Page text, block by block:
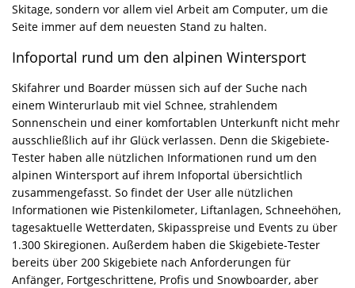
Skitage, sondern vor allem viel Arbeit am Computer, um die
Seite immer auf dem neuesten Stand zu halten.
Infoportal rund um den alpinen Wintersport
Skifahrer und Boarder müssen sich auf der Suche nach
einem Winterurlaub mit viel Schnee, strahlendem
Sonnenschein und einer komfortablen Unterkunft nicht mehr
ausschließlich auf ihr Glück verlassen. Denn die Skigebiete-
Tester haben alle nützlichen Informationen rund um den
alpinen Wintersport auf ihrem Infoportal übersichtlich
zusammengefasst. So findet der User alle nützlichen
Informationen wie Pistenkilometer, Liftanlagen, Schneehöhen,
tagesaktuelle Wetterdaten, Skipasspreise und Events zu über
1.300 Skiregionen. Außerdem haben die Skigebiete-Tester
bereits über 200 Skigebiete nach Anforderungen für
Anfänger, Fortgeschrittene, Profis und Snowboarder, aber